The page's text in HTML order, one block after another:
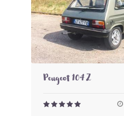
Peugeot 104 Z